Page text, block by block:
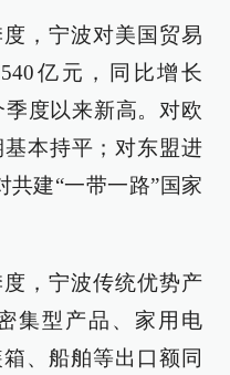
，宁波对美国贸易
亿元，同比增长
度以来新高。对欧
本持平；对东盟进
共建“一带一路”国家
，宁波传统优势产
集型产品、家用电
、船舶等出口额同